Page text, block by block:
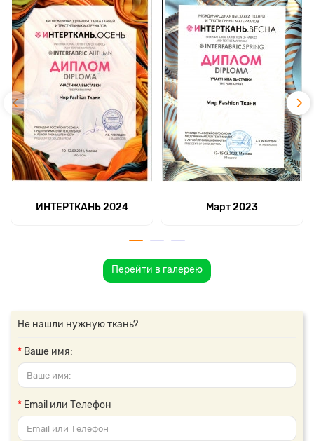
ИНТЕРТКАНЬ 2024 Март 2023
Перейти в галерею
Не нашли нужную ткань?
Ваше имя:
Email или Телефон